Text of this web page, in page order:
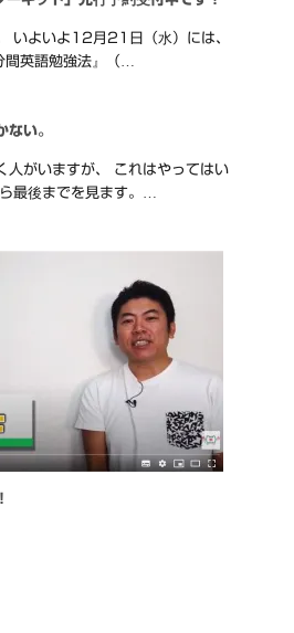
いよいよ12月21日（水）には、
間英語勉強法』（…
ない。
人がいますが、 これはやってはい
最後までを見ます。…